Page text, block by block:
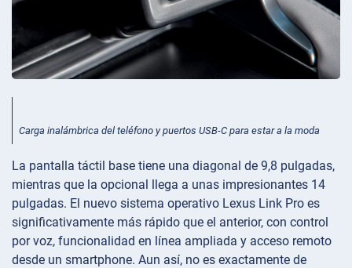
Carga inalámbrica del teléfono y puertos USB-C para estar a la moda
La pantalla táctil base tiene una diagonal de 9,8 pulgadas,
mientras que la opcional llega a unas impresionantes 14
pulgadas. El nuevo sistema operativo Lexus Link Pro es
significativamente más rápido que el anterior, con control
por voz, funcionalidad en línea ampliada y acceso remoto
desde un smartphone. Aun así, no es exactamente de